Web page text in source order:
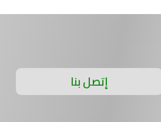
إتصل بنا